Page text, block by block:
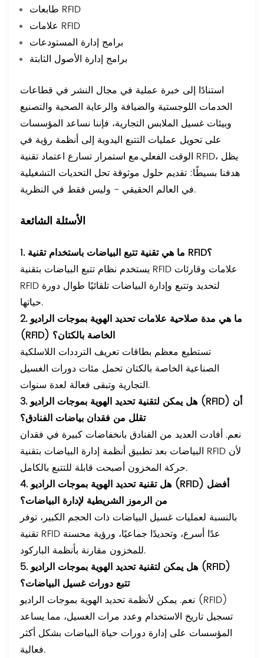
طابعات RFID
علامات RFID
برامج إدارة المستودعات
برامج إدارة الأصول الثابتة
استنادًا إلى خبرة عملية في مجال النشر في قطاعات
الخدمات اللوجستية والضيافة والرعاية الصحية والتصنيع
وبيئات غسيل الملابس التجارية، فإننا نساعد المؤسسات
على تحويل عمليات التتبع اليدوية إلى أنظمة رؤية في
الوقت الفعلي.مع استمرار تسارع اعتماد تقنية RFID، يظل
هدفنا بسيطًا: تقديم حلول موثوقة تحل التحديات التشغيلية
في العالم الحقيقي - وليس فقط في النظرية.
الأسئلة الشائعة
1. ما هي تقنية تتبع البياضات باستخدام تقنية RFID؟
يستخدم نظام تتبع البياضات بتقنية RFID علامات وقارئات
RFID لتحديد وتتبع وإدارة البياضات تلقائيًا طوال دورة
حياتها.
2. ما هي مدة صلاحية علامات تحديد الهوية بموجات الراديو
(RFID) الخاصة بالكتان؟
تستطيع معظم بطاقات تعريف الترددات اللاسلكية
الصناعية الخاصة بالكتان تحمل مئات دورات الغسيل
التجارية وتبقى فعالة لعدة سنوات.
3. هل يمكن لتقنية تحديد الهوية بموجات الراديو (RFID) أن
تقلل من فقدان بياضات الفنادق؟
نعم. أفادت العديد من الفنادق بانخفاضات كبيرة في فقدان
البياضات بعد تطبيق أنظمة إدارة البياضات بتقنية RFID لأن
حركة المخزون أصبحت قابلة للتتبع بالكامل.
4. هل تقنية تحديد الهوية بموجات الراديو (RFID) أفضل
من الرموز الشريطية لإدارة البياضات؟
بالنسبة لعمليات غسيل البياضات ذات الحجم الكبير، توفر
تقنية RFID عدًا أسرع، وتحديدًا جماعيًا، ورؤية محسنة
للمخزون مقارنة بأنظمة الباركود.
5. هل يمكن لتقنية تحديد الهوية بموجات الراديو (RFID)
تتبع دورات غسيل البياضات؟
نعم. يمكن لأنظمة تحديد الهوية بموجات الراديو (RFID)
تسجيل تاريخ الاستخدام وعدد مرات الغسيل، مما يساعد
المؤسسات على إدارة دورات حياة البياضات بشكل أكثر
فعالية.